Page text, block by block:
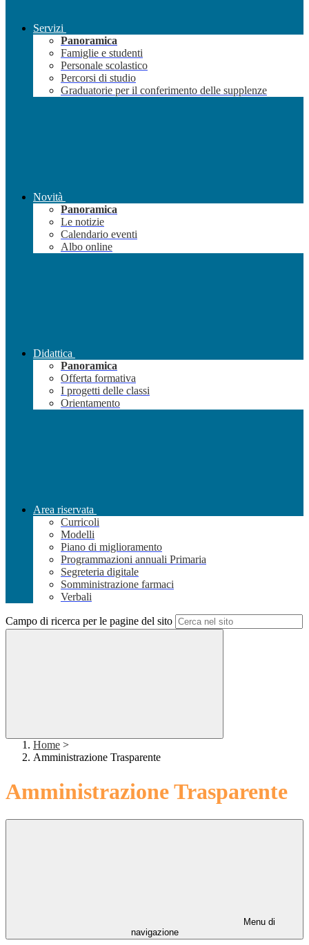
Servizi
Panoramica
Famiglie e studenti
Personale scolastico
Percorsi di studio
Graduatorie per il conferimento delle supplenze
Novità
Panoramica
Le notizie
Calendario eventi
Albo online
Didattica
Panoramica
Offerta formativa
I progetti delle classi
Orientamento
Area riservata
Curricoli
Modelli
Piano di miglioramento
Programmazioni annuali Primaria
Segreteria digitale
Somministrazione farmaci
Verbali
Campo di ricerca per le pagine del sito
Home >
Amministrazione Trasparente
Amministrazione Trasparente
Menu di
navigazione